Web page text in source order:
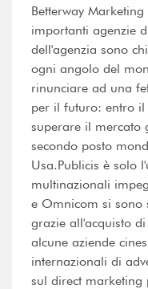
Betterway
importanti agenzie
dell'agenzia sono
ogni angolo del
rinunciare ad una
per il futuro: entro
superare il mercato
secondo posto
Usa.Publicis è solo
multinazionali
e Omnicom si sono
grazie all'acquisto
alcune aziende
internazionali di
sul direct marketing